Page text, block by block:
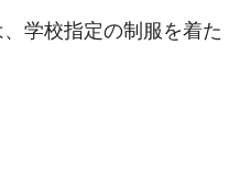
学校指定の制服を着た